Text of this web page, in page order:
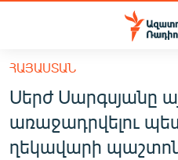
Մատչելիության
հիմնական
բովանդակությանը
հիմնական
մենյուին
ՀԱՅԱՍՏԱՆ
ՔԱՂԱՔԱԿԱՆ
ՀԱՅԱՍՏԱՆ
Սերժ Սարգսյանը
առաջադրվելու
ղեկավարի